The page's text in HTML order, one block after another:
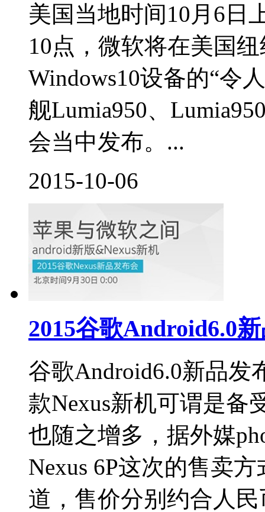
美国当地时间10月6日
10点，微软将在美国
Windows10设备的“令
舰Lumia950、
会当中发布。...
2015-10-06
2015谷歌Android6.0
谷歌Android6.0新品发
款Nexus新机可谓是备
也随之增多，据外媒
Nexus 6P这次的售卖
道，售价分别约合人民